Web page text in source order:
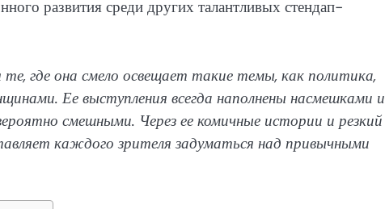
развития среди других талантливых стендап-
где она смело освещает такие темы, как политика,
Ее выступления всегда наполнены насмешками и
смешными. Через ее комичные истории и резкий
каждого зрителя задуматься над привычными